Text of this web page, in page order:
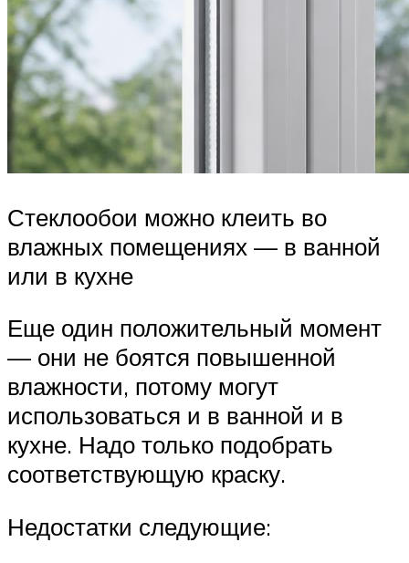
Стеклообои можно клеить во
влажных помещениях — в ванной
или в кухне
Еще один положительный момент
— они не боятся повышенной
влажности, потому могут
использоваться и в ванной и в
кухне. Надо только подобрать
соответствующую краску.
Недостатки следующие: